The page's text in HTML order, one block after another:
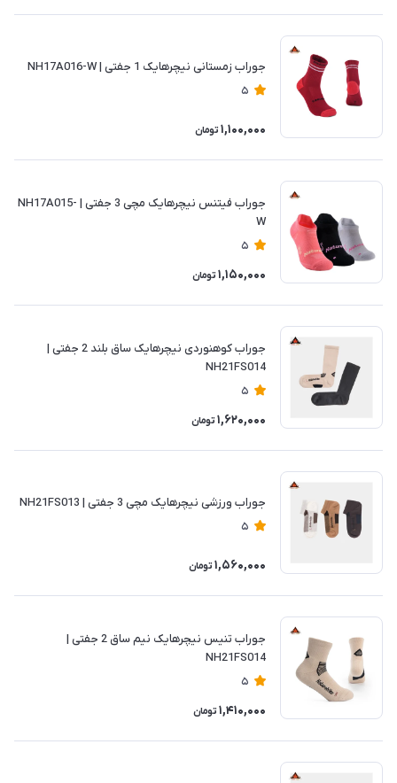
جوراب زمستانی نیچرهایک 1 جفتی | NH17A016-W
5
1,100,000 تومان
جوراب فیتنس نیچرهایک مچی 3 جفتی | NH17A015-
W
5
1,150,000 تومان
جوراب کوهنوردی نیچرهایک ساق بلند 2 جفتی |
NH21FS014
5
1,620,000 تومان
جوراب ورزشی نیچرهایک مچی 3 جفتی | NH21FS013
5
1,560,000 تومان
جوراب تنیس نیچرهایک نیم ساق 2 جفتی |
NH21FS014
5
1,410,000 تومان